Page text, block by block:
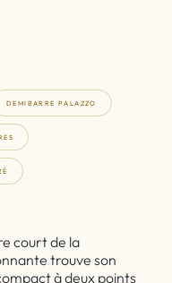
DEMIBARRE PALAZZO
court de la
trouve son
à deux points